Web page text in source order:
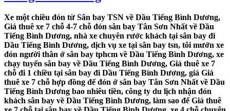
Xe một chiều đón từ Sân bay TSN về Dầu Tiếng Bình Dương,
Giá thuê xe 7 chỗ 4-7 chỗ đón sân bay Tân Sơn Nhất về Dầu
Tiếng Bình Dương, nhà xe chuyên rước khách tại sân bay đi
Dầu Tiếng Bình Dương, dịch vụ xe tại sân bay tsn, tôi mướn xe
đón người thân ở sân bay tphcm về Dầu Tiếng Bình Dương, xe
chạy tuyến sân bay về Dầu Tiếng Bình Dương, Giá thuê xe 7
chỗ đi 1 chiều tại sân bay đi Dầu Tiếng Bình Dương, giá Giá
thuê xe 7 chỗ hợp đồng để đón ở sân bay Tân Sơn Nhất về Dầu
Tiếng Bình Dương bao nhiêu tiền, công ty du lịch nhận đón
khách sân bay về Dầu Tiếng Bình Dương, làm sao để Giá thuê